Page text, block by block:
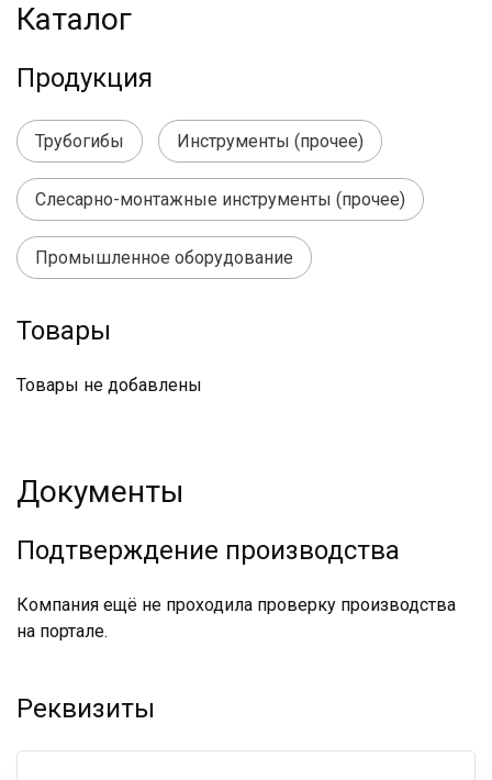
Каталог
Продукция
Трубогибы Инструменты (прочее)
Слесарно-монтажные инструменты (прочее)
Промышленное оборудование
Товары
Товары не добавлены
Документы
Подтверждение производства
Компания ещё не проходила проверку производства
на портале.
Реквизиты